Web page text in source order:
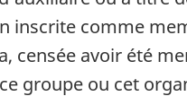
inscrite comme
censée avoir été
groupe ou cet